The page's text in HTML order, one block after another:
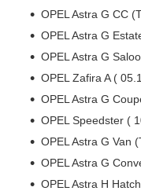
OPEL Astra G CC
OPEL Astra G
OPEL Astra G
OPEL Zafira A (
OPEL Astra G
OPEL Speedster (
OPEL Astra G Van
OPEL Astra G
OPEL Astra H